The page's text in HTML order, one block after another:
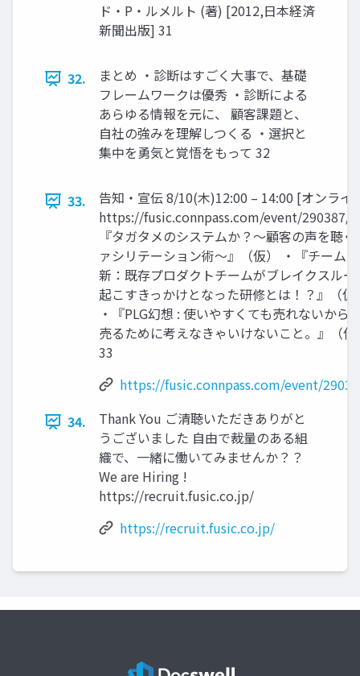
ド・P・ルメルト (著) [2012,日本経済
新聞出版] 31
32.
まとめ ・診断はすごく大事で、基礎
フレームワークは優秀 ・診断による
あらゆる情報を元に、 顧客課題と、
自社の強みを理解しつくる ・選択と
集中を勇気と覚悟をもって 32
33.
告知・宣伝 8/10(木)12:00 – 14:00 [オンライ
https://fusic.connpass.com/event/290387/
『タガタメのシステムか？～顧客の声を聴く
ァシリテーション術～』（仮） ・『チーム革
新：既存プロダクトチームがブレイクスルー
起こすきっかけとなった研修とは！？』（仮
・『PLG幻想 : 使いやすくても売れないから
売るために考えなきゃいけないこと。』（仮
33
https://fusic.connpass.com/event/
34.
Thank You ご清聴いただきありがと
うございました 自由で裁量のある組
織で、一緒に働いてみませんか？？
We are Hiring !
https://recruit.fusic.co.jp/
https://recruit.fusic.co.jp/